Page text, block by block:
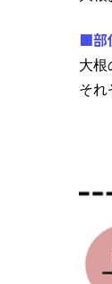
■部
大根
それ